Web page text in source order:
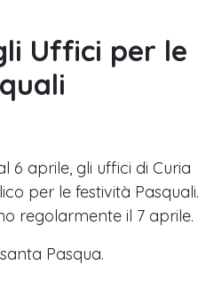
Uffici per le
6 aprile, gli uffici di Curia
per le festività Pasquali.
regolarmente il 7 aprile.
Pasqua.